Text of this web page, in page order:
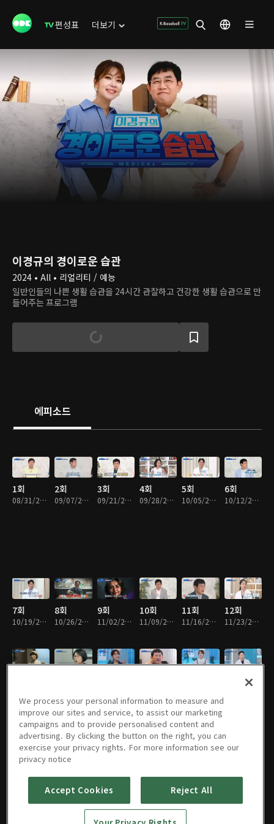
편성표 더보기
이경규의 경이로운 습관
2024 • All • 리얼리티 / 예능
일반인들의 나쁜 생활 습관을 24시간 관찰하고 건강한 생활 습관으로 만
들어주는 프로그램
에피소드
1회
08/31/2024 • 48분
2회
09/07/2024 • 49분
3회
09/21/2024 • 49분
4회
09/28/2024 • 49분
5회
10/05/2024 • 49분
6회
10/12/2024 • 49분
7회
10/19/2024 • 49분
8회
10/26/2024 • 48분
9회
11/02/2024 • 49분
10회
11/09/2024 • 49분
11회
11/16/2024 • 48분
12회
11/23/2024 • 49분
19회
01/11/2025 • 49분
20회 21회 22회 23회 24회
We process your personal information to measure and
improve our sites and service, to assist our marketing
campaigns and to provide personalised content and
advertising. By clicking the button on the right, you can
exercise your privacy rights. For more information see our
privacy notice
Accept Cookies Reject All